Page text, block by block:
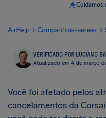
Cuidamos
AirHelp Companhias-aereas
VERIFICADO POR LUCIANO
Atualizado em 4 de março
Você foi afetado pelos
cancelamentos da